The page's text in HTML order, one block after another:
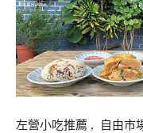
左營小吃推薦 , 自由市